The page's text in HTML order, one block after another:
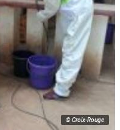
© Croix-Rouge